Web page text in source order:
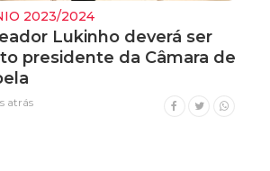
2023/2024
Lukinho deverá ser
presidente da Câmara de
atrás